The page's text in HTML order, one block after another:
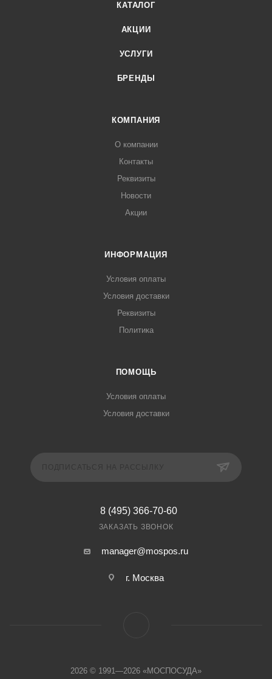
составляющих удобно пить !КАТАЛОГ
АКЦИИ
УСЛУГИ
БРЕНДЫ
КОМПАНИЯ
О компании
Контакты
Реквизиты
Новости
Акции
ИНФОРМАЦИЯ
Условия оплаты
Условия доставки
Реквизиты
Политика
ПОМОЩЬ
Условия оплаты
Условия доставки
8 (495) 366-70-60
ЗАКАЗАТЬ ЗВОНОК
manager@mospos.ru
г. Москва
2026 © 1991—2026 «МОСПОСУДА»